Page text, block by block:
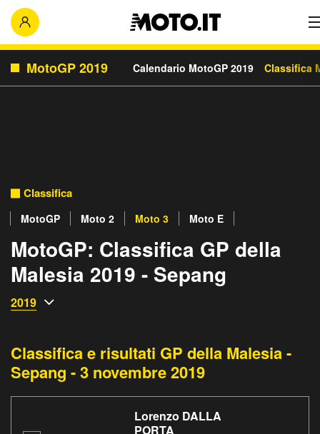
MotoGP 2019 Calendario MotoGP 2019 Classifica
Classifica
MotoGP Moto 2 Moto 3 Moto E
MotoGP: Classifica GP della
Malesia 2019 - Sepang
2019
Classifica e risultati GP della Malesia -
Sepang - 3 novembre 2019
Lorenzo DALLA
PORTA